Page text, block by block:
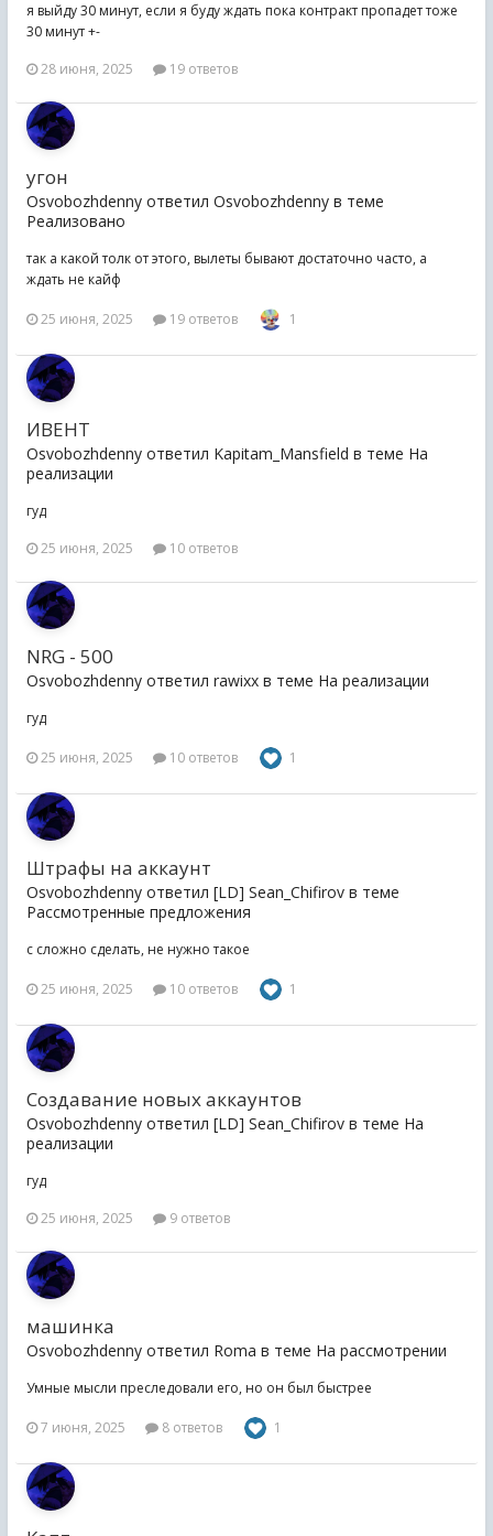
я выйду 30 минут, если я буду ждать пока контракт пропадет тоже
30 минут +-
28 июня, 2025
19 ответов
угон
Osvobozhdenny ответил Osvobozhdenny в теме
Реализовано
так а какой толк от этого, вылеты бывают достаточно часто, а
ждать не кайф
25 июня, 2025 19 ответов 1
ИВЕНТ
Osvobozhdenny ответил Kapitam_Mansfield в теме На
реализации
гуд
25 июня, 2025
10 ответов
NRG - 500
Osvobozhdenny ответил rawixx в теме На реализации
гуд
25 июня, 2025 10 ответов 1
Штрафы на аккаунт
Osvobozhdenny ответил [LD] Sean_Chifirov в теме
Рассмотренные предложения
с сложно сделать, не нужно такое
25 июня, 2025 10 ответов 1
Создавание новых аккаунтов
Osvobozhdenny ответил [LD] Sean_Chifirov в теме На
реализации
гуд
25 июня, 2025
9 ответов
машинка
Osvobozhdenny ответил Roma в теме На рассмотрении
Умные мысли преследовали его, но он был быстрее
7 июня, 2025 8 ответов 1